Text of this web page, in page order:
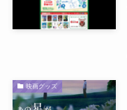
映画グッズ